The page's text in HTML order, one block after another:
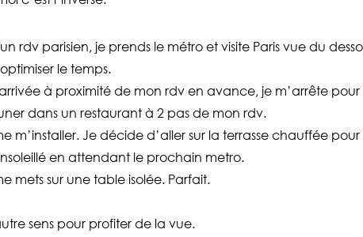
rdv parisien, je prends le métro et visite Paris vue du
le temps.
arrivée à proximité de mon rdv en avance, je m’arrête pour
dans un restaurant à 2 pas de mon rdv.
m’installer. Je décide d’aller sur la terrasse chauffée pour
en attendant le prochain metro.
mets sur une table isolée. Parfait.
sens pour profiter de la vue.